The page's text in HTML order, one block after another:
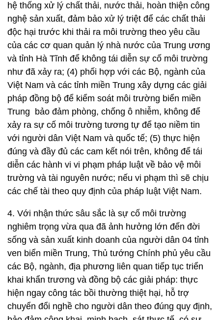
hệ thống xử lý chất thải, nước thải, hoàn thiện công
nghệ sản xuất, đảm bảo xử lý triệt để các chất thải
độc hại trước khi thải ra môi trường theo yêu cầu
của các cơ quan quản lý nhà nước của Trung ương
và tỉnh Hà Tĩnh để không tái diễn sự cố môi trường
như đã xảy ra; (4) phối hợp với các Bộ, ngành của
Việt Nam và các tỉnh miền Trung xây dựng các giải
pháp đồng bộ để kiểm soát môi trường biển miền
Trung bảo đảm phòng, chống ô nhiễm, không để
xảy ra sự cố môi trường tương tự để tạo niềm tin
với người dân Việt Nam và quốc tế; (5) thực hiện
đúng và đầy đủ các cam kết nói trên, không để tái
diễn các hành vi vi phạm pháp luật về bảo vệ môi
trường và tài nguyên nước; nếu vi phạm thì sẽ chịu
các chế tài theo quy định của pháp luật Việt Nam.
4. Với nhận thức sâu sắc là sự cố môi trường
nghiêm trọng vừa qua đã ảnh hưởng lớn đến đời
sống và sản xuất kinh doanh của người dân 04 tỉnh
ven biển miền Trung, Thủ tướng Chính phủ yêu cầu
các Bộ, ngành, địa phương liên quan tiếp tục triển
khai khẩn trương và đồng bộ các giải pháp: thực
hiện ngay công tác bồi thường thiệt hại, hỗ trợ
chuyển đổi nghề cho người dân theo đúng quy định,